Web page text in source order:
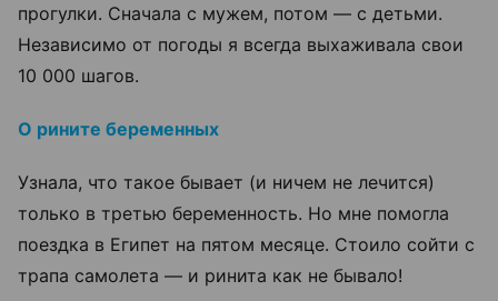
прогулки. Сначала с мужем, потом — с детьми.
Независимо от погоды я всегда выхаживала свои
10 000 шагов.
О рините беременных
Узнала, что такое бывает (и ничем не лечится)
только в третью беременность. Но мне помогла
поездка в Египет на пятом месяце. Стоило сойти с
трапа самолета — и ринита как не бывало!